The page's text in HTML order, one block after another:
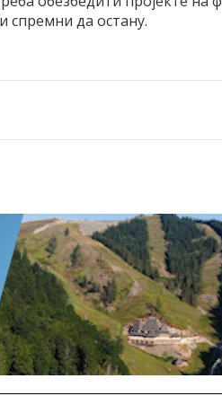
спремни да остану.